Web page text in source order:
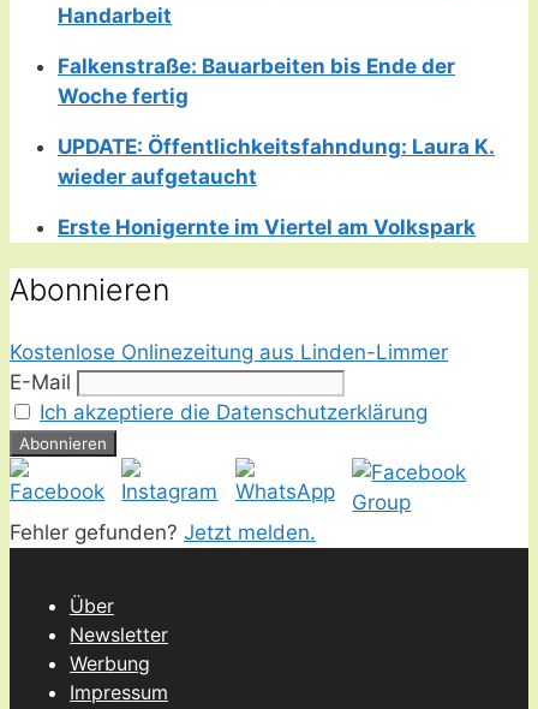
Handarbeit
Falkenstraße: Bauarbeiten bis Ende der
Woche fertig
UPDATE: Öffentlichkeitsfahndung: Laura K.
wieder aufgetaucht
Erste Honigernte im Viertel am Volkspark
Abonnieren
Kostenlose Onlinezeitung aus Linden-Limmer
E-Mail
Ich akzeptiere die Datenschutzerklärung
Fehler gefunden? Jetzt melden.
Über
Newsletter
Werbung
Impressum